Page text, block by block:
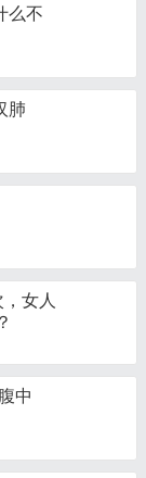
么不
肺
女人
中